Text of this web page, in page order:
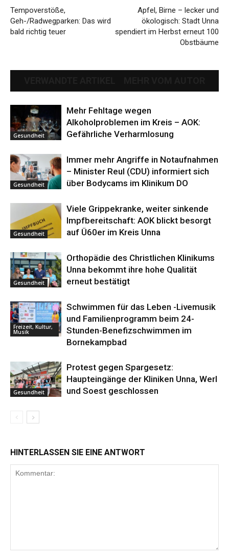
Tempoverstöße,
Geh-/Radwegparken: Das wird
bald richtig teuer
Apfel, Birne – lecker und
ökologisch: Stadt Unna
spendiert im Herbst erneut 100
Obstbäume
Gesundheit
Mehr Fehltage wegen
Alkoholproblemen im Kreis – AOK:
Gefährliche Verharmlosung
Gesundheit
Immer mehr Angriffe in Notaufnahmen
– Minister Reul (CDU) informiert sich
über Bodycams im Klinikum DO
Gesundheit
Viele Grippekranke, weiter sinkende
Impfbereitschaft: AOK blickt besorgt
auf Ü60er im Kreis Unna
Gesundheit
Orthopädie des Christlichen Klinikums
Unna bekommt ihre hohe Qualität
erneut bestätigt
Freizeit, Kultur,
Musik
Schwimmen für das Leben -Livemusik
und Familienprogramm beim 24-
Stunden-Benefizschwimmen im
Bornekampbad
Gesundheit
Protest gegen Spargesetz:
Haupteingänge der Kliniken Unna, Werl
und Soest geschlossen
HINTERLASSEN SIE EINE ANTWORT